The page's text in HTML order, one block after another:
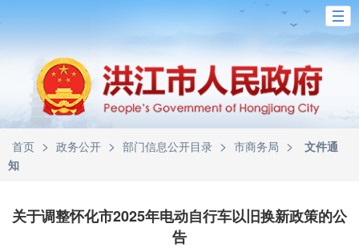
首页 > 政务公开 > 部门信息公开目录 > 市商务局 >
文件通
知
关于调整怀化市2025年电动自行车以旧换新政策的公
告